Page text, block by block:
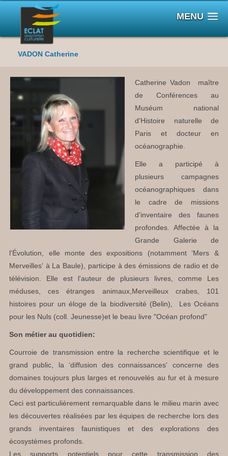
MENU
VADON Catherine
Catherine Vadon maître
de Conférences au
Muséum national
d'Histoire naturelle de
Paris et docteur en
océanographie.
Elle a participé à
plusieurs campagnes
océanographiques dans
le cadre de missions
d'inventaire des faunes
profondes. Affectée à la
Grande Galerie de
l'Évolution, elle monte des expositions (notamment ‘Mers &
Merveilles' à La Baule), participe à des émissions de radio et de
télévision. Elle est l'auteur de plusieurs livres, comme Les
méduses, ces étranges animaux,Merveilleux crabes, 101
histoires pour un éloge de la biodiversité (Belin), Les Océans
pour les Nuls (coll. Jeunesse)et le beau livre "Océan profond"
Son métier au quotidien:
Courroie de transmission entre la recherche scientifique et le
grand public, la ‘diffusion des connaissances' concerne des
domaines toujours plus larges et renouvelés au fur et à mesure
du développement des connaissances.
Ceci est particulièrement remarquable dans le milieu marin avec
les découvertes réalisées par les équipes de recherche lors des
grands inventaires faunistiques et des explorations des
écosystèmes profonds.
Les supports potentiels pour cette transmission des